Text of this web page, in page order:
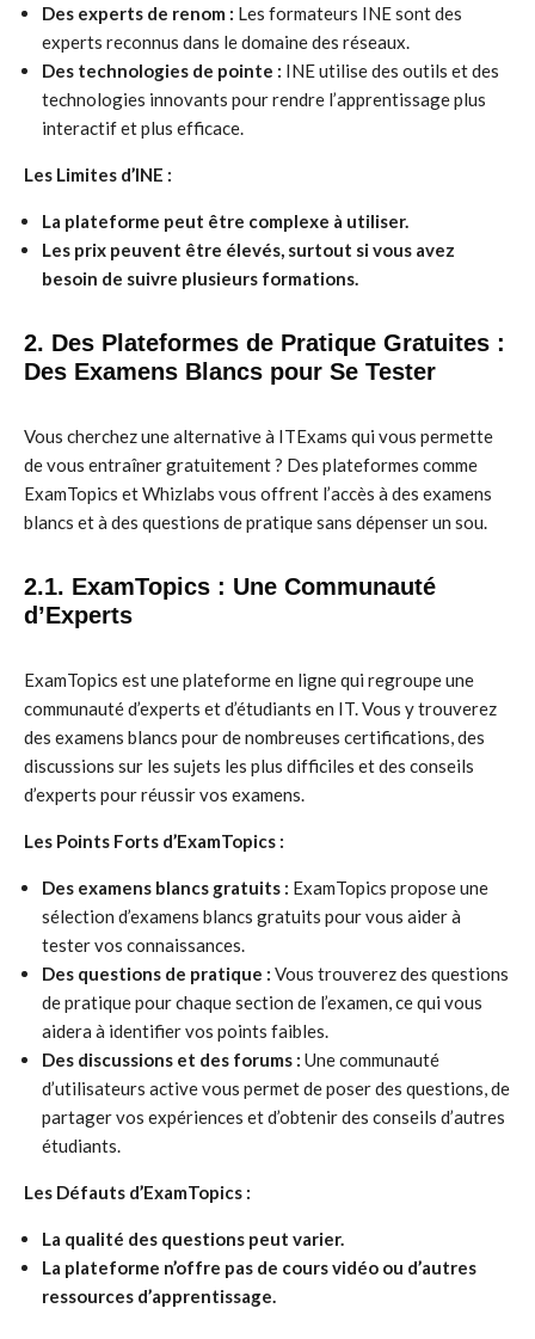
Des experts de renom : Les formateurs INE sont des
experts reconnus dans le domaine des réseaux.
Des technologies de pointe : INE utilise des outils et des
technologies innovants pour rendre l’apprentissage plus
interactif et plus efficace.
Les Limites d’INE :
La plateforme peut être complexe à utiliser.
Les prix peuvent être élevés, surtout si vous avez
besoin de suivre plusieurs formations.
2. Des Plateformes de Pratique Gratuites :
Des Examens Blancs pour Se Tester
Vous cherchez une alternative à ITExams qui vous permette
de vous entraîner gratuitement ? Des plateformes comme
ExamTopics et Whizlabs vous offrent l’accès à des examens
blancs et à des questions de pratique sans dépenser un sou.
2.1. ExamTopics : Une Communauté
d’Experts
ExamTopics est une plateforme en ligne qui regroupe une
communauté d’experts et d’étudiants en IT. Vous y trouverez
des examens blancs pour de nombreuses certifications, des
discussions sur les sujets les plus difficiles et des conseils
d’experts pour réussir vos examens.
Les Points Forts d’ExamTopics :
Des examens blancs gratuits : ExamTopics propose une
sélection d’examens blancs gratuits pour vous aider à
tester vos connaissances.
Des questions de pratique : Vous trouverez des questions
de pratique pour chaque section de l’examen, ce qui vous
aidera à identifier vos points faibles.
Des discussions et des forums : Une communauté
d’utilisateurs active vous permet de poser des questions, de
partager vos expériences et d’obtenir des conseils d’autres
étudiants.
Les Défauts d’ExamTopics :
La qualité des questions peut varier.
La plateforme n’offre pas de cours vidéo ou d’autres
ressources d’apprentissage.